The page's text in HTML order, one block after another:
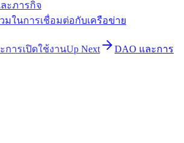
ะภารกิจ
มในการเชื่อมต่อกับเครือข่าย
การเปิดใช้งานUp Next
DAO และการ